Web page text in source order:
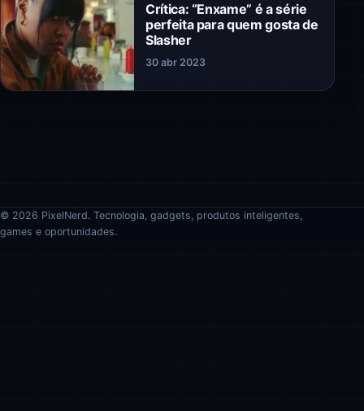
Crítica: “Enxame” é a série
perfeita para quem gosta de
Slasher
30 abr 2023
© 2026 PixelNerd. Tecnologia, gadgets, produtos inteligentes,
games e oportunidades.